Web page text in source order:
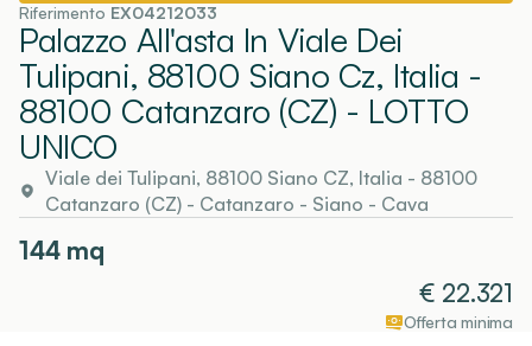
Riferimento EX04212033
Palazzo All'asta In Viale Dei
Tulipani, 88100 Siano Cz, Italia -
88100 Catanzaro (CZ) - LOTTO
UNICO
Viale dei Tulipani, 88100 Siano CZ, Italia - 88100
Catanzaro (CZ)- Catanzaro - Siano - Cava
144mq
€ 22.321
Offerta minima